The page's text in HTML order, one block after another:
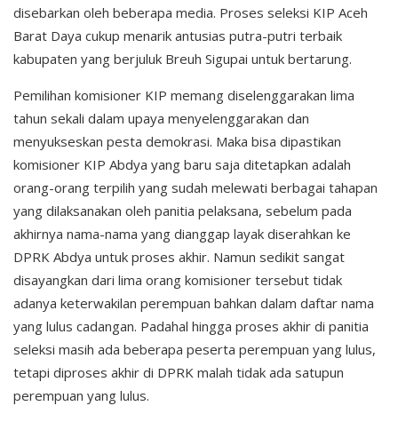
disebarkan oleh beberapa media. Proses seleksi KIP Aceh
Barat Daya cukup menarik antusias putra-putri terbaik
kabupaten yang berjuluk Breuh Sigupai untuk bertarung.
Pemilihan komisioner KIP memang diselenggarakan lima
tahun sekali dalam upaya menyelenggarakan dan
menyukseskan pesta demokrasi. Maka bisa dipastikan
komisioner KIP Abdya yang baru saja ditetapkan adalah
orang-orang terpilih yang sudah melewati berbagai tahapan
yang dilaksanakan oleh panitia pelaksana, sebelum pada
akhirnya nama-nama yang dianggap layak diserahkan ke
DPRK Abdya untuk proses akhir. Namun sedikit sangat
disayangkan dari lima orang komisioner tersebut tidak
adanya keterwakilan perempuan bahkan dalam daftar nama
yang lulus cadangan. Padahal hingga proses akhir di panitia
seleksi masih ada beberapa peserta perempuan yang lulus,
tetapi diproses akhir di DPRK malah tidak ada satupun
perempuan yang lulus.